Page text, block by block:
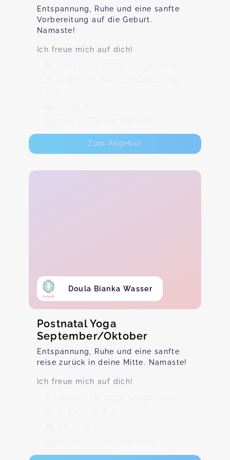
Entspannung, Ruhe und eine sanfte
Vorbereitung auf die Geburt.
Namaste!
Ich freue mich auf dich!
Ulhaus 38, 52379 Langerwehe
3. Sep, 10. Sep, 17. Sep und 24.
Sep
60,00 €
Max. 10 TeilnehmerInnen
Zum Angebot
Doula Bianka Wasser
Postnatal Yoga
September/Oktober
Entspannung, Ruhe und eine sanfte
reise zurück in deine Mitte. Namaste!
Ich freue mich auf dich!
Ulhaus 38, 52379 Langerwehe
3. Sep - 8. Okt
96,00 €
Max. 10 TeilnehmerInnen